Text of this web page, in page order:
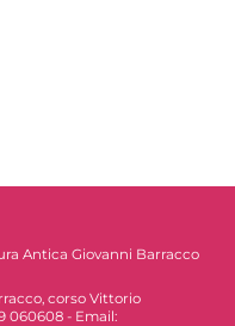
Antica Giovanni Barracco
corso Vittorio
060608 - Email: